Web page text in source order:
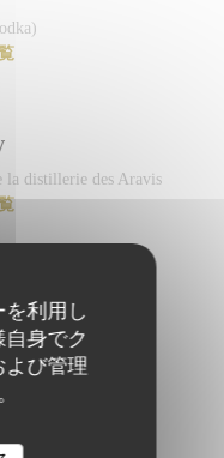
利用し
身でク
よび管理
la distillerie des Aravis
Distillerie des Aravis